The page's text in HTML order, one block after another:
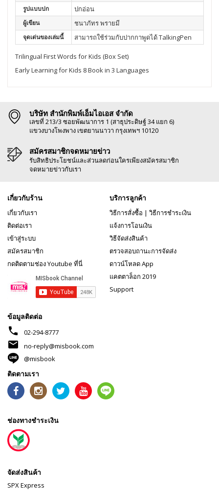
รูปแบบปก ปกอ่อน
ผู้เขียน ชนาภัทร พรายมี
จุดเด่นของเล่มนี้ สามารถใช้ร่วมกับปากกาพูดได้ TalkingPen
Trilingual First Words for Kids (Box Set)
Early Learning for Kids 8 Book in 3 Languages
บริษัท สำนักพิมพ์เอ็มไอเอส จำกัด
เลขที่ 213/3 ซอยพัฒนาการ 1 (สาธุประดิษฐ์ 34 แยก 6)
แขวงบางโพงพาง เขตยานนาวา กรุงเทพฯ 10120
สมัครสมาชิกจดหมายข่าว
รับสิทธิประโยชน์และส่วนลดก่อนใครเพียงสมัครสมาชิก
จดหมายข่าวกับเรา
เกี่ยวกับร้าน
เกี่ยวกับเรา
ติดต่อเรา
เข้าสู่ระบบ
สมัครสมาชิก
กดติดตามช่อง Youtube ที่นี่
บริการลูกค้า
วิธีการสั่งซื้อ | วิธีการชำระเงิน
แจ้งการโอนเงิน
วิธีจัดส่งสินค้า
ตรวจสอบถานะการจัดส่ง
ดาวน์โหลด App
แคตตาล็อก 2019
Support
ข้อมูลติดต่อ
phone 02-294-8777
mail
no-reply@misbook.com
@misbook
ติดตามเรา
ช่องทางชำระเงิน
จัดส่งสินค้า
SPX Express